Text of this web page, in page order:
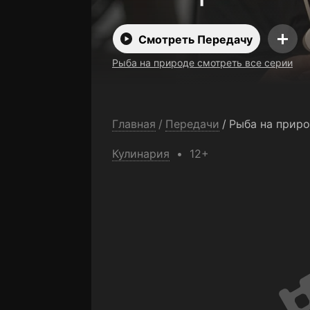
Смотреть Передачу
Рыба на природе смотреть все серии
Главная / Передачи / Рыба на
Кулинария 12+